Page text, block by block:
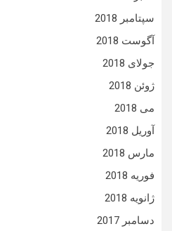
سپتامبر 2018
آگوست 2018
جولای 2018
ژوئن 2018
می 2018
آوریل 2018
مارس 2018
فوریه 2018
ژانویه 2018
دسامبر 2017